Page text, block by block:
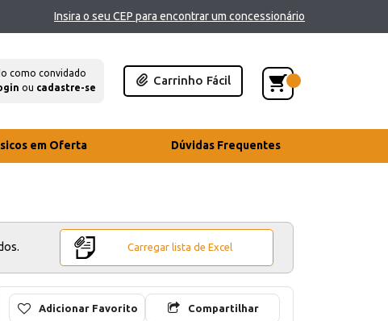
Insira o seu CEP para encontrar um concessionário
como convidado
ou cadastre-se
Carrinho Fácil
em Oferta Dúvidas Frequentes
Carregar lista de Excel
Adicionar Favorito Compartilhar